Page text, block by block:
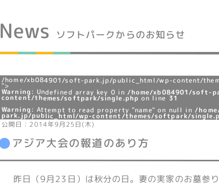
News ソフトパークからのお知らせ
/home/xb084901/soft-park.jp/public_html/wp-content/
">
Warning : Undefined array key 0 in /home/xb084901/soft-
content/themes/softpark/single.php on line 31
Warning : Attempt to read property "name" on null in/
park.jp/public_html/wp-content/themes/softpark/
公開日：2014年9月25日(木)
アジア大会の報道のあり方
昨日（9月23日）は秋分の日。妻の実家のお墓参り